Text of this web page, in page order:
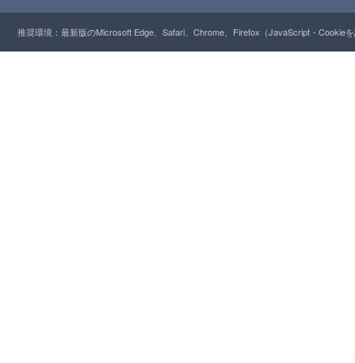
推奨環境：最新版のMicrosoft Edge、Safari、Chrome、Firefox（JavaScript・Cookie